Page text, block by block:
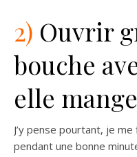
2) Ouvrir
bouche
elle
J’y pense pourtant, je
pendant une bonne